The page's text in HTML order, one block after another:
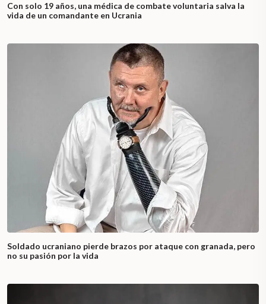
Con solo 19 años, una médica de combate voluntaria salva la
vida de un comandante en Ucrania
Soldado ucraniano pierde brazos por ataque con granada, pero
no su pasión por la vida